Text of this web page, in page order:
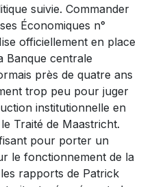
suivie. Commander
Économiques n°
officiellement en place
Banque centrale
près de quatre ans
trop peu pour juger
institutionnelle en
Traité de Maastricht.
pour porter un
le fonctionnement de la
rapports de Patrick